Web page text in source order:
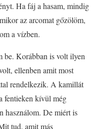
Ha fáj a hasam, mindig
az arcomat gőzölöm,
a vízben.
be. Korábban is volt ilyen
ellenben amit most
rendelkezik. A kamillát
fentieken kívül még
használom. De miért is
tud, amit más